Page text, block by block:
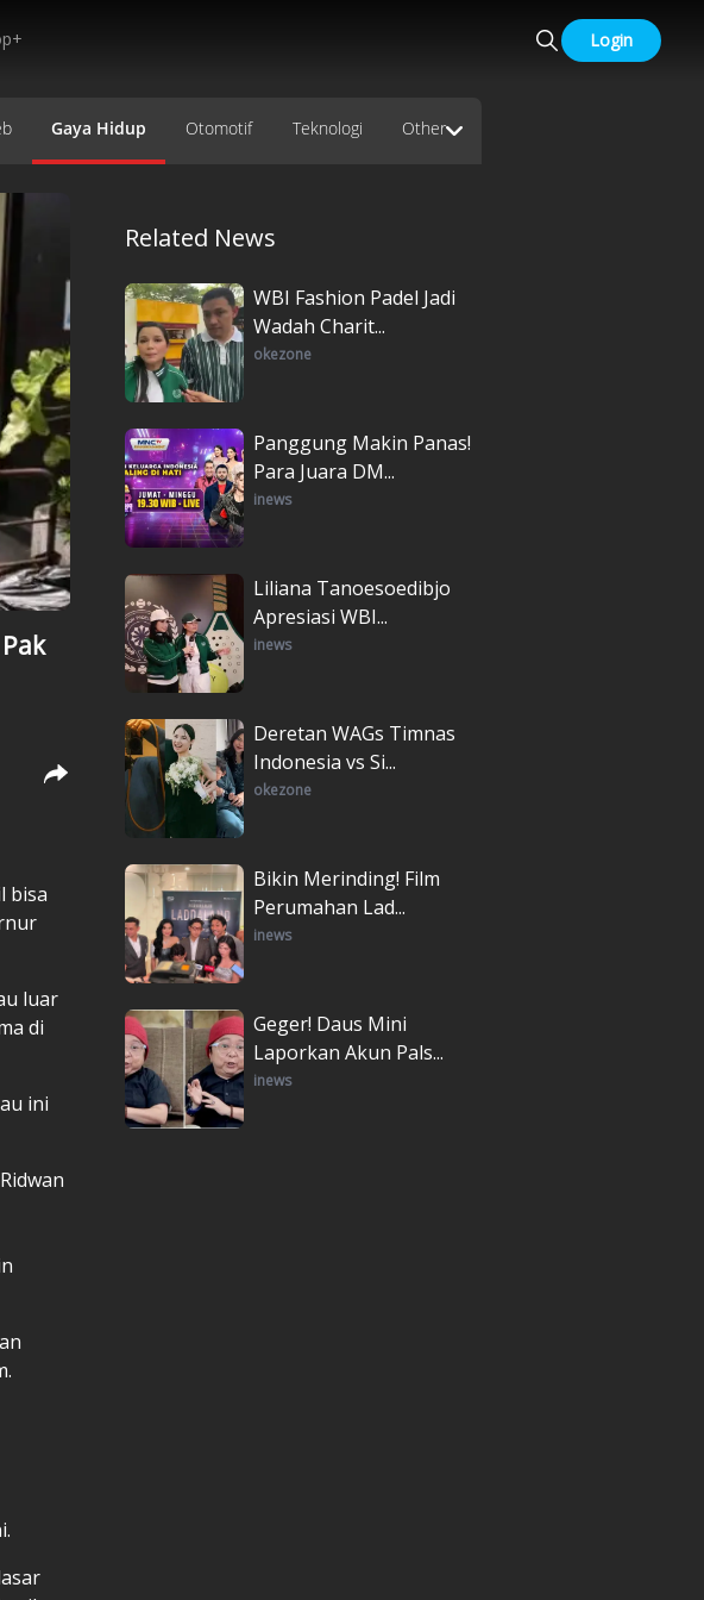
Login
Gaya Hidup Otomotif Teknologi Other
bisa
luar
di
ini
Related News
WBI Fashion Padel Jadi
Wadah Charit...
okezone
Panggung Makin Panas!
Para Juara DM...
inews
Liliana Tanoesoedibjo
Apresiasi WBI...
inews
Deretan WAGs Timnas
Indonesia vs Si...
okezone
Bikin Merinding! Film
Perumahan Lad...
inews
Geger! Daus Mini
Laporkan Akun Pals...
inews